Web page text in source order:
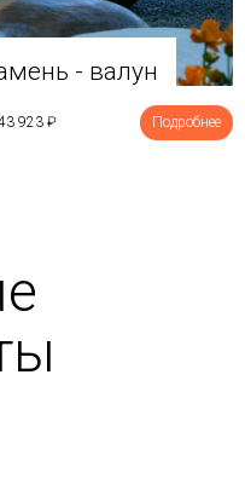
- валун
923 ₽ Подробнее